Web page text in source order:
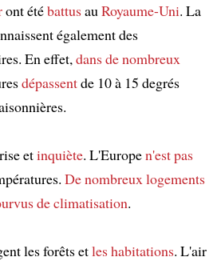
ont étébattusauRoyaume-Uni. La
également des
En effet,dans de nombreux
dépassentde 10 à 15 degrés
etinquiète. L'Europen'est pas
De nombreux logements
de climatisation.
les forêts etles habitations. L'air